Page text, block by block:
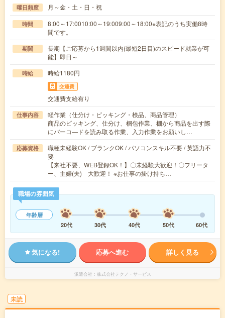
曜日頻度 月～金・土・日・祝
時間
8:00～17:0010:00～19:009:00～18:00※表記のうち実働8時
間です。
期間
長期【ご応募から1週間以内(最短2日目)のスピード就業が可
能】即日～
時給 時給1180円
交通費
交通費支給有り
仕事内容
軽作業（仕分け・ピッキング・検品、商品管理）
商品のピッキング、仕分け、梱包作業、棚から商品を出す際
にバーコ―ドを読み取る作業、入力作業をお願いし…
応募資格
職種未経験OK / ブランクOK / パソコンスキル不要 / 英語力不
要
【来社不要、WEB登録OK！】〇未経験大歓迎！〇フリータ
ー、主婦(夫) 大歓迎！ ※お仕事の掛け持ち…
職場の雰囲気
年齢層
20代
30代 40代 50代 60代
気になる! 応募へ進む 詳しく見る
派遣会社 株式会社テクノ・サービス
未読